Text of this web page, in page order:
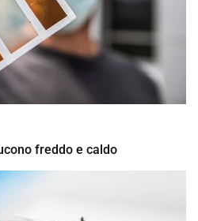
freddo e caldo